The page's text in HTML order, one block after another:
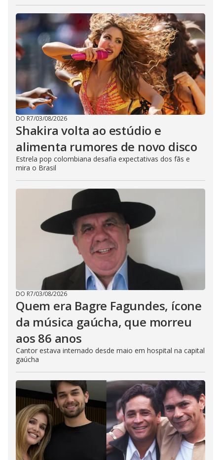
DO R7/03/08/2026
Shakira volta ao estúdio e
alimenta rumores de novo disco
Estrela pop colombiana desafia expectativas dos fãs e
mira o Brasil
DO R7/03/08/2026
Quem era Bagre Fagundes, ícone
da música gaúcha, que morreu
aos 86 anos
Cantor estava internado desde maio em hospital na capital
gaúcha